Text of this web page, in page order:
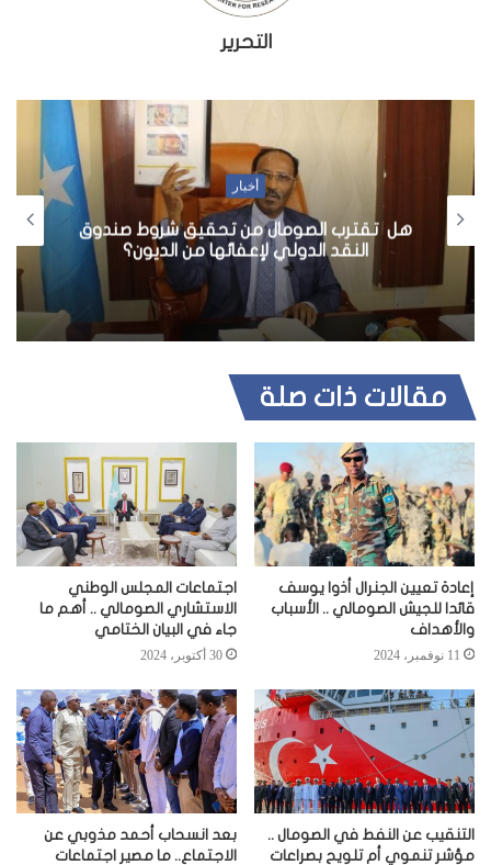
التحرير
أخبار
هل تقترب الصومال من تحقيق شروط صندوق
النقد الدولي لإعفائها من الديون؟
مقالات ذات صلة
إعادة تعيين الجنرال أذوا يوسف
قائدا للجيش الصومالي .. الأسباب
والأهداف
11 نوفمبر، 2024
اجتماعات المجلس الوطني
الاستشاري الصومالي .. أهم ما
جاء في البيان الختامي
30 أكتوبر، 2024
التنقيب عن النفط في الصومال ..
مؤشر تنموي أم تلويح بصراعات
بعد انسحاب أحمد مذوبي عن
الاجتماع.. ما مصير اجتماعات